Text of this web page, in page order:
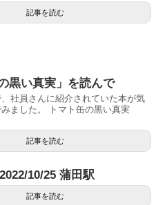
記事を読む
黒い真実」を読んで
社員さんに紹介されていた本が気
ました。 トマト缶の黒い真実
記事を読む
10/25 蒲田駅
記事を読む